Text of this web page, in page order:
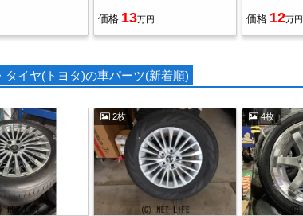
価格 13万円 価格 12万円
タイヤ(トヨタ)の車パーツ(新着順)
2枚 4枚